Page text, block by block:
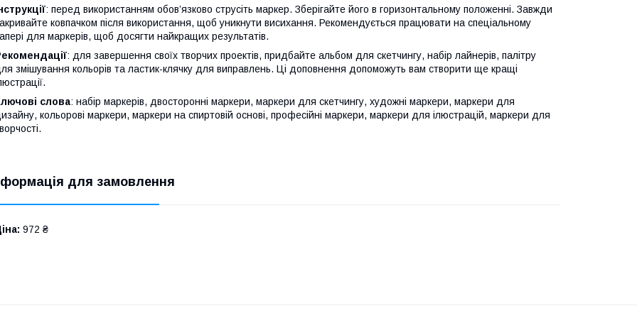
: перед використанням обов’язково струсіть маркер. Зберігайте його в горизонтальному положенні. Завжди
ковпачком після використання, щоб уникнути висихання. Рекомендується працювати на спеціальному
для маркерів, щоб досягти найкращих результатів.
: для завершення своїх творчих проектів, придбайте альбом для скетчингу, набір лайнерів, палітру
змішування кольорів та ластик-клячку для виправлень. Ці доповнення допоможуть вам створити ще кращі
слова: набір маркерів, двосторонні маркери, маркери для скетчингу, художні маркери, маркери для
кольорові маркери, маркери на спиртовій основі, професійні маркери, маркери для ілюстрацій, маркери для
для замовлення
972 ₴